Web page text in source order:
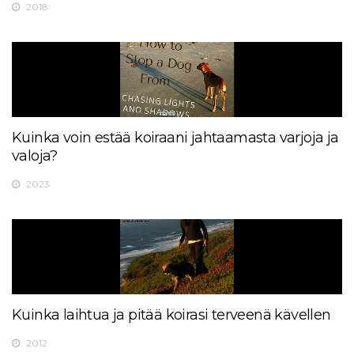
2018
Kuinka voin estää koiraani jahtaamasta varjoja ja
valoja?
2023
Kuinka laihtua ja pitää koirasi terveenä kävellen
2012